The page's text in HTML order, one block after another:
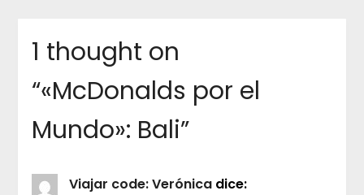
1 thought on
“«McDonalds por el
Mundo»: Bali”
Viajar code: Verónica dice: